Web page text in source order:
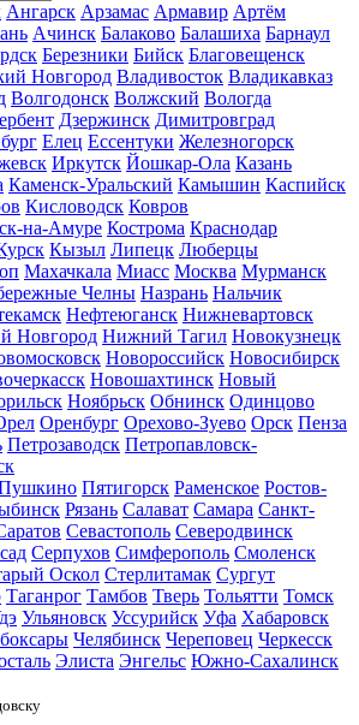
Ангарск Арзамас Армавир Артём
Ачинск Балаково Балашиха Барнаул
Березники Бийск Благовещенск
Новгород Владивосток Владикавказ
Волгодонск Волжский Вологда
Дзержинск Димитровград
Елец Ессентуки Железногорск
Иркутск Йошкар-Ола Казань
Каменск-Уральский Камышин Каспийск
Кисловодск Ковров
на-Амуре Кострома Краснодар
Кызыл Липецк Люберцы
Махачкала Миасс Москва Мурманск
Челны Назрань Нальчик
Нефтеюганск Нижневартовск
Новгород Нижний Тагил Новокузнецк
Новороссийск Новосибирск
Новошахтинск Новый
Ноябрьск Обнинск Одинцово
Оренбург Орехово-Зуево Орск Пенза
Петрозаводск Петропавловск-
Пятигорск Раменское Ростов-
Рязань Салават Самара Санкт-
Севастополь Северодвинск
Серпухов Симферополь Смоленск
Оскол Стерлитамак Сургут
Таганрог Тамбов Тверь Тольятти Томск
Ульяновск Уссурийск Уфа Хабаровск
Челябинск Череповец Черкесск
Элиста Энгельс Южно-Сахалинск